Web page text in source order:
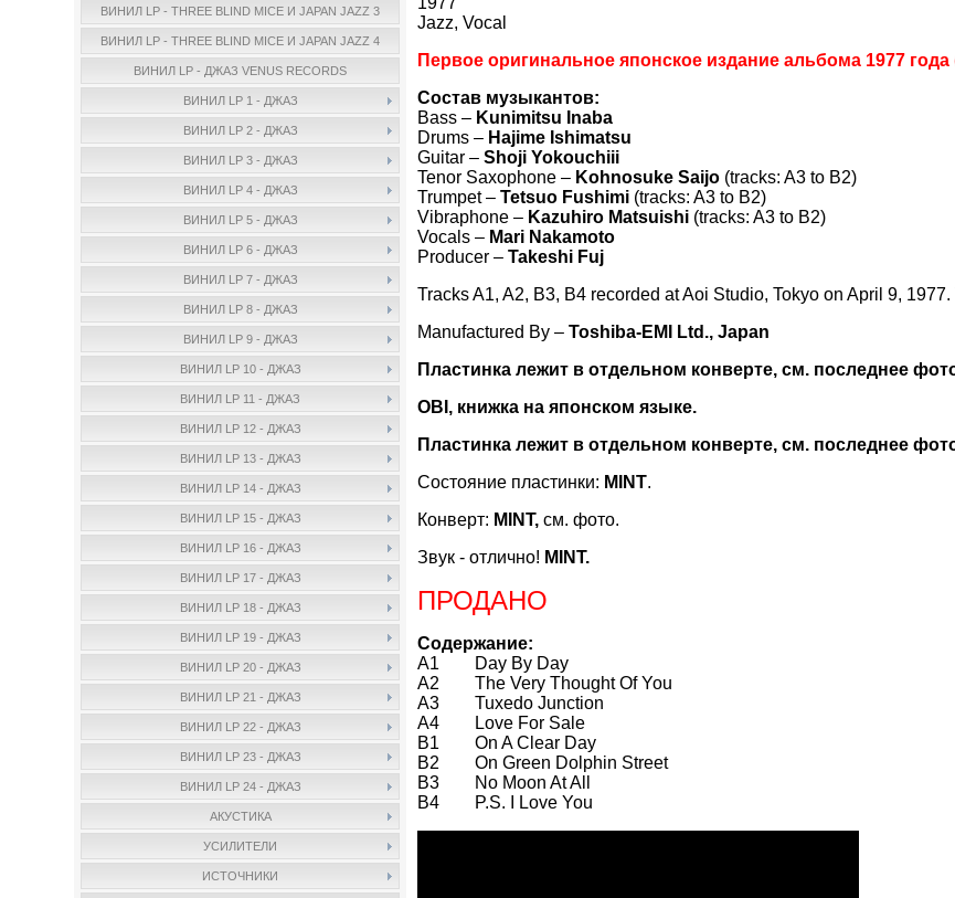
ВИНИЛ LP - THREE BLIND MICE И JAPAN JAZZ 3
ВИНИЛ LP - THREE BLIND MICE И JAPAN JAZZ 4
ВИНИЛ LP - ДЖАЗ VENUS RECORDS
ВИНИЛ LP 1 - ДЖАЗ
ВИНИЛ LP 2 - ДЖАЗ
ВИНИЛ LP 3 - ДЖАЗ
ВИНИЛ LP 4 - ДЖАЗ
ВИНИЛ LP 5 - ДЖАЗ
ВИНИЛ LP 6 - ДЖАЗ
ВИНИЛ LP 7 - ДЖАЗ
ВИНИЛ LP 8 - ДЖАЗ
ВИНИЛ LP 9 - ДЖАЗ
ВИНИЛ LP 10 - ДЖАЗ
ВИНИЛ LP 11 - ДЖАЗ
ВИНИЛ LP 12 - ДЖАЗ
ВИНИЛ LP 13 - ДЖАЗ
ВИНИЛ LP 14 - ДЖАЗ
ВИНИЛ LP 15 - ДЖАЗ
ВИНИЛ LP 16 - ДЖАЗ
ВИНИЛ LP 17 - ДЖАЗ
ВИНИЛ LP 18 - ДЖАЗ
ВИНИЛ LP 19 - ДЖАЗ
ВИНИЛ LP 20 - ДЖАЗ
ВИНИЛ LP 21 - ДЖАЗ
ВИНИЛ LP 22 - ДЖАЗ
ВИНИЛ LP 23 - ДЖАЗ
ВИНИЛ LP 24 - ДЖАЗ
АКУСТИКА
УСИЛИТЕЛИ
ИСТОЧНИКИ
Jazz, Vocal
Первое оригинальное японское издание альбома 1977
Состав музыкантов:
Bass – Kunimitsu Inaba
Drums – Hajime Ishimatsu
Guitar –Shoji Yokouchiii
Tenor Saxophone – Kohnosuke Saijo (tracks: A3 to B2)
Trumpet –Tetsuo Fushimi (tracks: A3 to B2)
Vibraphone – Kazuhiro Matsuishi (tracks: A3 to B2)
Vocals – Mari Nakamoto
Producer –Takeshi Fuj
Tracks A1, A2, B3, B4 recorded at Aoi Studio, Tokyo on April 9,
Manufactured By –Toshiba-EMI Ltd., Japan
Пластинка лежит в отдельном конверте, см. последнее
OBI, книжка на японском языке.
Пластинка лежит в отдельном конверте, см. последнее
Состояние пластинки: MINT.
Конверт: MINT,см. фото.
Звук - отлично! MINT.
ПРОДАНО
Содержание:
A1 Day By Day
A2 The Very Thought Of You
A3 Tuxedo Junction
A4 Love For Sale
B1 On A Clear Day
B2 On Green Dolphin Street
B3 No Moon At All
B4 P.S. I Love You